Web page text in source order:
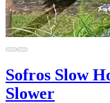
Sofros Slow
Slower